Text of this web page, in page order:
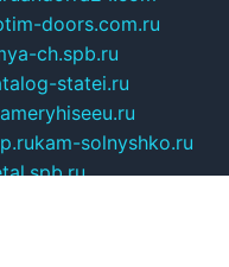
doors.com.ru
ch.spb.ru
statei.ru
kam-solnyshko.ru